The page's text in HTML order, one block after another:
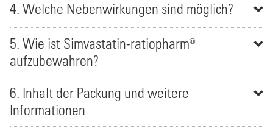
4. Welche Nebenwirkungen sind möglich?
5. Wie ist Simvastatin-ratiopharm®
aufzubewahren?
6. Inhalt der Packung und weitere
Informationen